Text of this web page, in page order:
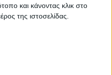
και κάνοντας κλικ στο
της ιστοσελίδας.